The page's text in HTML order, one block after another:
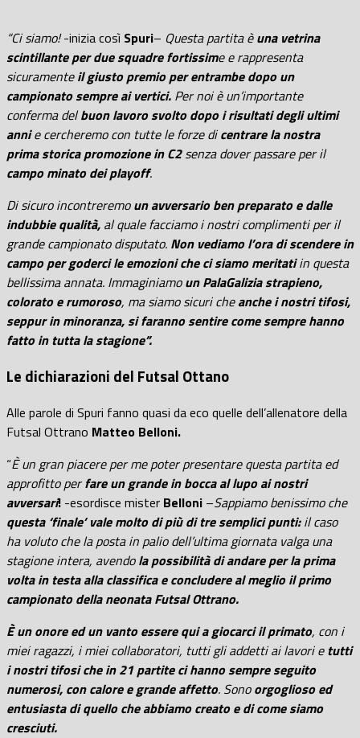
“Ci siamo!-inizia così Spuri– Questa partita èuna vetrina
scintillante per due squadre fortissime e rappresenta
sicuramenteil giusto premio per entrambe dopo un
campionato sempre ai vertici. Per noi è un’importante
conferma delbuon lavoro svolto dopo i risultati degli ultimi
annie cercheremo con tutte le forze dicentrare la nostra
prima storica promozione in C2senza dover passare per il
campo minato dei playoff.
Di sicuro incontreremoun avversario ben preparato e dalle
indubbie qualità, al quale facciamo i nostri complimenti per il
grande campionato disputato. Non vediamo l’ora di scendere in
campo per goderci le emozioni che ci siamo meritatiin questa
bellissima annata. Immaginiamoun PalaGalizia strapieno,
colorato e rumoroso, ma siamo sicuri cheanche i nostri tifosi,
seppur in minoranza, si faranno sentire come sempre hanno
fatto in tutta la stagione”.
Le dichiarazioni del Futsal Ottano
Alle parole di Spuri fanno quasi da eco quelle dell’allenatore della
Futsal Ottrano Matteo Belloni.
“È un gran piacere per me poter presentare questa partita ed
approfitto perfare un grande in bocca al lupo ai nostri
avversari! -esordisce mister Belloni –Sappiamo benissimo che
questa ‘finale’ vale molto di più di tre semplici punti:il caso
ha voluto che la posta in palio dell’ultima giornata valga una
stagione intera, avendola possibilità di andare per la prima
volta in testa alla classifica e concludere al meglio il primo
campionato della neonata Futsal Ottrano.
È un onore ed un vanto essere qui a giocarci il primato, con i
miei ragazzi, i miei collaboratori, tutti gli addetti ai lavori etutti
i nostri tifosi che in 21 partite ci hanno sempre seguito
numerosi, con calore e grande affetto. Sonoorgoglioso ed
entusiasta di quello che abbiamo creato e di come siamo
cresciuti.